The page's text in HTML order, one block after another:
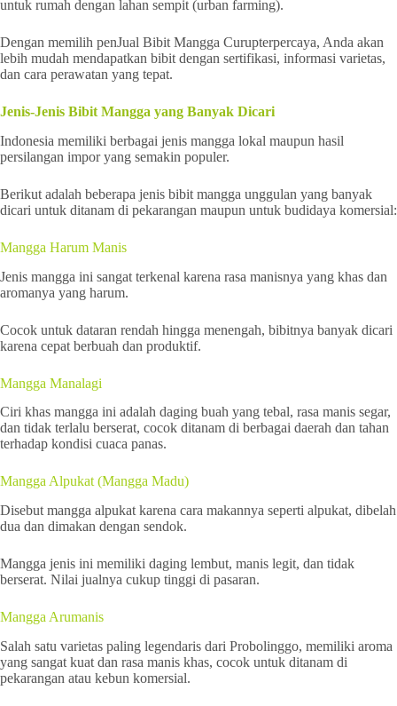
untuk rumah dengan lahan sempit (urban farming).
Dengan memilih penJual Bibit Mangga Curupterpercaya, Anda akan
lebih mudah mendapatkan bibit dengan sertifikasi, informasi varietas,
dan cara perawatan yang tepat.
Jenis-Jenis Bibit Mangga yang Banyak Dicari
Indonesia memiliki berbagai jenis mangga lokal maupun hasil
persilangan impor yang semakin populer.
Berikut adalah beberapa jenis bibit mangga unggulan yang banyak
dicari untuk ditanam di pekarangan maupun untuk budidaya komersial:
Mangga Harum Manis
Jenis mangga ini sangat terkenal karena rasa manisnya yang khas dan
aromanya yang harum.
Cocok untuk dataran rendah hingga menengah, bibitnya banyak dicari
karena cepat berbuah dan produktif.
Mangga Manalagi
Ciri khas mangga ini adalah daging buah yang tebal, rasa manis segar,
dan tidak terlalu berserat, cocok ditanam di berbagai daerah dan tahan
terhadap kondisi cuaca panas.
Mangga Alpukat (Mangga Madu)
Disebut mangga alpukat karena cara makannya seperti alpukat, dibelah
dua dan dimakan dengan sendok.
Mangga jenis ini memiliki daging lembut, manis legit, dan tidak
berserat. Nilai jualnya cukup tinggi di pasaran.
Mangga Arumanis
Salah satu varietas paling legendaris dari Probolinggo, memiliki aroma
yang sangat kuat dan rasa manis khas, cocok untuk ditanam di
pekarangan atau kebun komersial.